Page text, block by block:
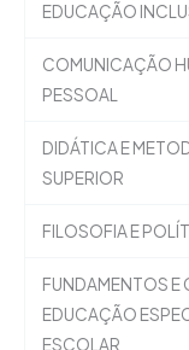
EDUCAÇÃO
COMUNICAÇÃO
PESSOAL
DIDÁTICA E
SUPERIOR
FILOSOFIA E
FUNDAMENTOS E
EDUCAÇÃO
ESCOLAR